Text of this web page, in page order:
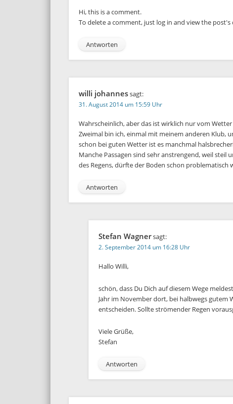
Hi, this is a comment.
To delete a comment, just log in and view the
Antworten
willi johannessagt:
31. August 2014 um 15:59 Uhr
Wahrscheinlich, aber das ist wirklich nur vom
Zweimal bin ich, einmal mit meinem anderen
schon bei guten Wetter ist es manchmal
Manche Passagen sind sehr anstrengend, weil steil
des Regens, dürfte der Boden schon problematisch
Antworten
Stefan Wagnersagt:
2. September 2014 um 16:28 Uhr
Hallo Willi,
schön, dass Du Dich auf diesem Wege
Jahr im November dort, bei halbwegs gutem
entscheiden. Sollte strömender Regen
Viele Grüße,
Stefan
Antworten